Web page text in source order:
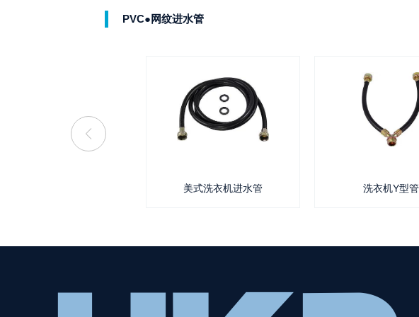
PVC●网纹进水管
美式洗衣机进水管 洗衣机Y型管